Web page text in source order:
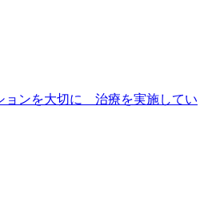
ョンを大切に 治療を実施してい